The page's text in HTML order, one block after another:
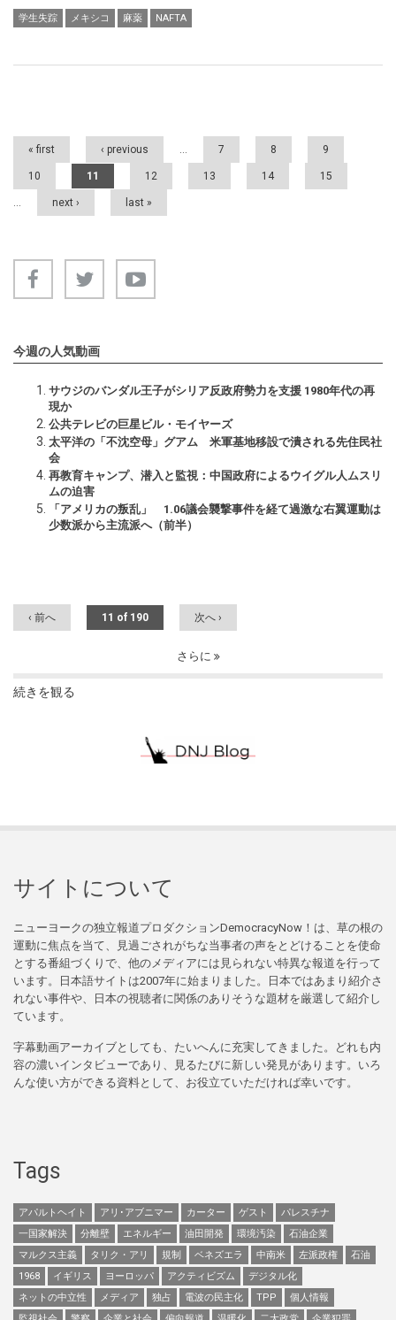
学生失踪 メキシコ 麻薬 NAFTA
Pages
« first ‹ previous … 7 8 9
10 11 12 13 14 15
… next › last »
今週の人気動画
サウジのバンダル王子がシリア反政府勢力を支援 1980年代の再
現か
公共テレビの巨星ビル・モイヤーズ
太平洋の「不沈空母」グアム 米軍基地移設で潰される先住民社
会
再教育キャンプ、潜入と監視：中国政府によるウイグル人ムスリ
ムの迫害
「アメリカの叛乱」 1.06議会襲撃事件を経て過激な右翼運動は
少数派から主流派へ（前半）
‹ 前へ 11 of 190 次へ ›
さらに
続きを観る
サイトについて
ニューヨークの独立報道プロダクションDemocracyNow！は、草の根の
運動に焦点を当て、見過ごされがちな当事者の声をとどけることを使命
とする番組づくりで、他のメディアには見られない特異な報道を行って
います。日本語サイトは2007年に始まりました。日本ではあまり紹介さ
れない事件や、日本の視聴者に関係のありそうな題材を厳選して紹介し
ています。
字幕動画アーカイブとしても、たいへんに充実してきました。どれも内
容の濃いインタビューであり、見るたびに新しい発見があります。いろ
んな使い方ができる資料として、お役立ていただければ幸いです。
Tags
アパルトヘイト アリ･アブニマー カーター ゲスト
パレスチナ
一国家解決
分離壁 エネルギー 油田開発 環境汚染
石油企業
マルクス主義
タリク・アリ 規制 ベネズエラ 中南米 左派政権
石油
1968
イギリス ヨーロッパ アクティビズム
デジタル化
ネットの中立性
メディア 独占 電波の民主化 TPP
個人情報